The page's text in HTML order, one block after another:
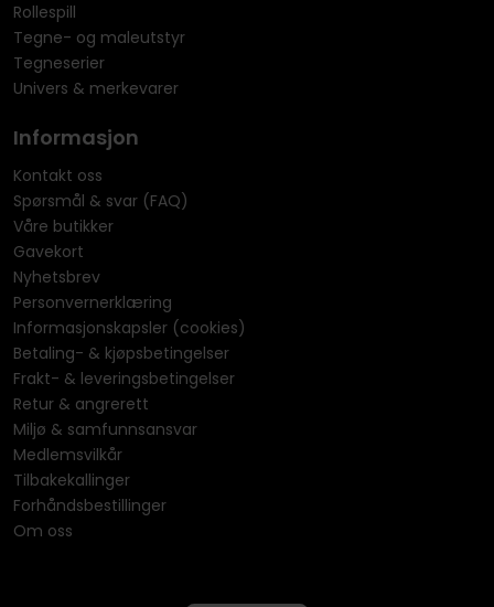
Rollespill
Tegne- og maleutstyr
Tegneserier
Univers & merkevarer
Informasjon
Kontakt oss
Spørsmål & svar (FAQ)
Våre butikker
Gavekort
Nyhetsbrev
Personvernerklæring
Informasjonskapsler (cookies)
Betaling- & kjøpsbetingelser
Frakt- & leveringsbetingelser
Retur & angrerett
Miljø & samfunnsansvar
Medlemsvilkår
Tilbakekallinger
Forhåndsbestillinger
Om oss